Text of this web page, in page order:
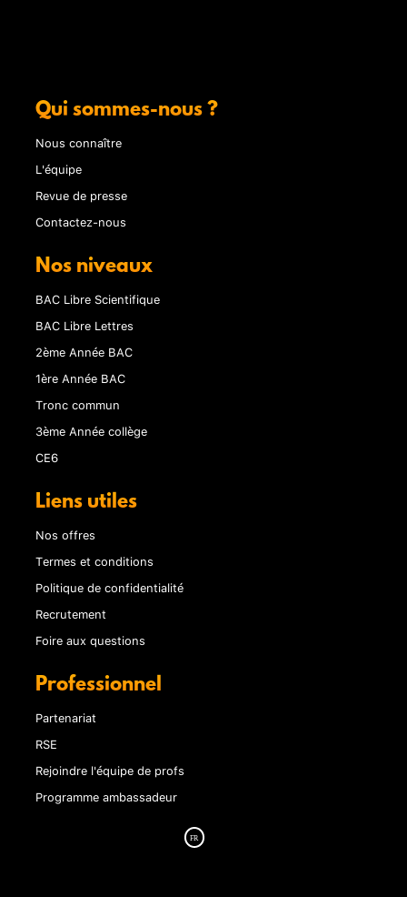
Qui sommes-nous ?
Nous connaître
L'équipe
Revue de presse
Contactez-nous
Nos niveaux
BAC Libre Scientifique
BAC Libre Lettres
2ème Année BAC
1ère Année BAC
Tronc commun
3ème Année collège
CE6
Liens utiles
Nos offres
Termes et conditions
Politique de confidentialité
Recrutement
Foire aux questions
Professionnel
Partenariat
RSE
Rejoindre l'équipe de profs
Programme ambassadeur